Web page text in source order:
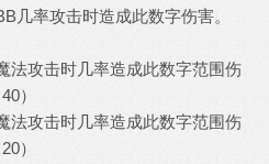
几率攻击时造成此数字伤害。
法攻击时几率造成此数字范围伤
）
法攻击时几率造成此数字范围伤
）